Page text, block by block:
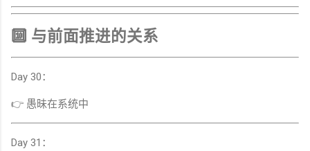
🔟 与前面推进的关系
Day 30：
👉 愚昧在系统中
Day 31：